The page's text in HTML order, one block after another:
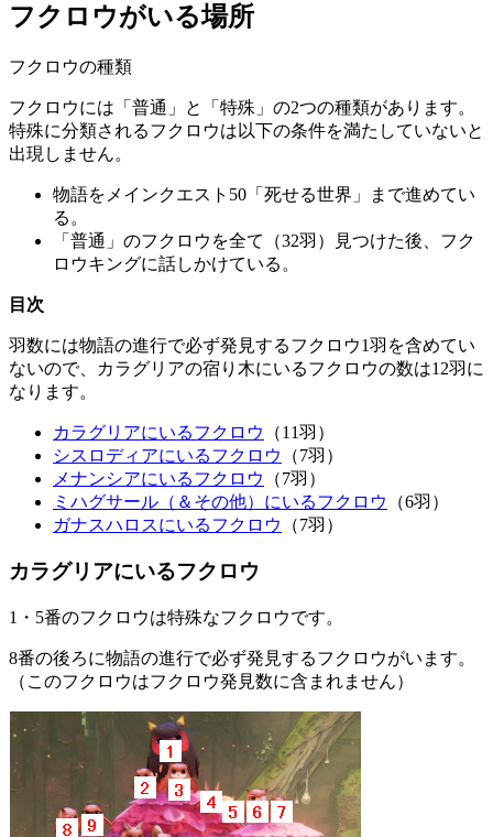
フクロウがいる場所
フクロウの種類
フクロウには「普通」と「特殊」の2つの種類があります。
特殊に分類されるフクロウは以下の条件を満たしていないと
出現しません。
物語をメインクエスト50「死せる世界」まで進めてい
る。
「普通」のフクロウを全て（32羽）見つけた後、フク
ロウキングに話しかけている。
目次
羽数には物語の進行で必ず発見するフクロウ1羽を含めてい
ないので、カラグリアの宿り木にいるフクロウの数は12羽に
なります。
カラグリアにいるフクロウ
（11羽）
シスロディアにいるフクロウ
（7羽）
メナンシアにいるフクロウ
（7羽）
ミハグサール（＆その他）にいるフクロウ
（6羽）
ガナスハロスにいるフクロウ
（7羽）
カラグリアにいるフクロウ
1・5番のフクロウは特殊なフクロウです。
8番の後ろに物語の進行で必ず発見するフクロウがいます。
（このフクロウはフクロウ発見数に含まれません）